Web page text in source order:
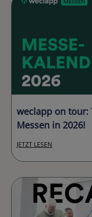
weclapp on tour:
Messen in 2026!
JETZT LESEN